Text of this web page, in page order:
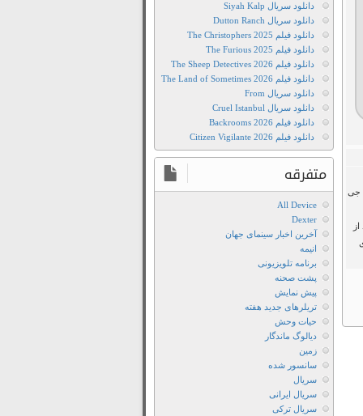
جی
Action
2026
دانلود
رایگان
فیلم
شوهرها
میدان
2026
دانلود
فیلم
Husbands
Action
2026
دانلود
فیلم
Husbands
Action
2026
دانلود سریال Siyah Kalp
دانلود سریال Dutton Ranch
دانلود فیلم The Christophers 2025
دانلود فیلم The Furious 2025
دانلود فیلم The Sheep Detectives 2026
دانلود فیلم The Land of Sometimes 2026
دانلود سریال From
دانلود سریال Cruel Istanbul
دانلود فیلم Backrooms 2026
دانلود فیلم Citizen Vigilante 2026
متفرقه
All Device
Dexter
آخرین اخبار سینمای جهان
انیمه
برنامه تلویزیونی
پشت صحنه
پیش نمایش
تریلرهای جدید هفته
حیات وحش
دیالوگ ماندگار
زمین
سانسور شده
سریال
سریال ایرانی
سریال ترکی